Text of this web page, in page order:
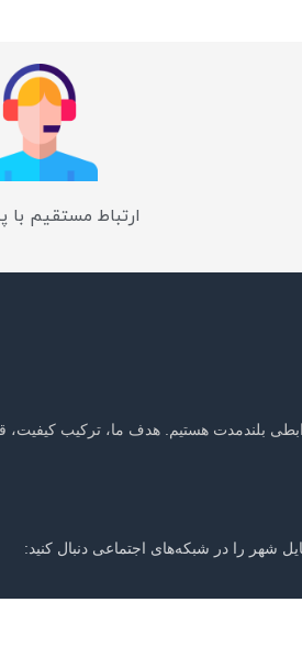
ارتباط مستقیم با
بلندمدت هستیم. هدف ما، ترکیب
شهر را در شبکه‌های اجتماعی دنبال کنید: